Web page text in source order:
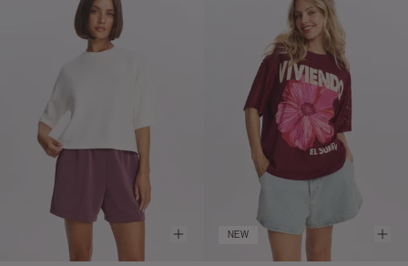
NEW